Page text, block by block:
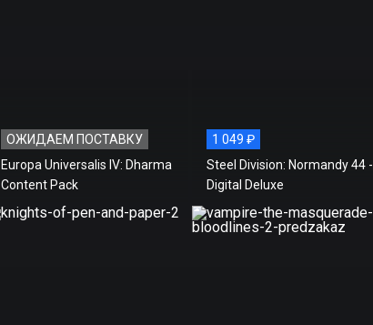
ОЖИДАЕМ ПОСТАВКУ
Europa Universalis IV: Dharma
Content Pack
1 049 ₽
Steel Division: Normandy 44 -
Digital Deluxe